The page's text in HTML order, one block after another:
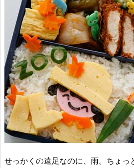
せっかくの遠足なのに、雨。ちょっ